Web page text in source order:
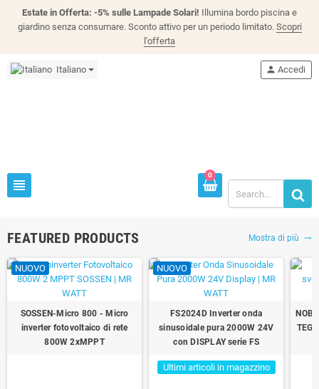
Estate in Offerta: -5% sulle Lampade Solari! Illumina bordo piscina e
giardino senza consumare. Sconto attivo per un periodo limitato. Scopri
l'offerta
Italiano
view_headline
person Accedi
0
FEATURED PRODUCTS Mostra di più trending_flat
NUOVO
SOSSEN-Micro 800 - Micro
inverter fotovoltaico di rete
800W 2xMPPT
NUOVO
FS2024D Inverter onda
sinusoidale pura 2000W 24V
con DISPLAY serie FS
Ultimi articoli in magazzino